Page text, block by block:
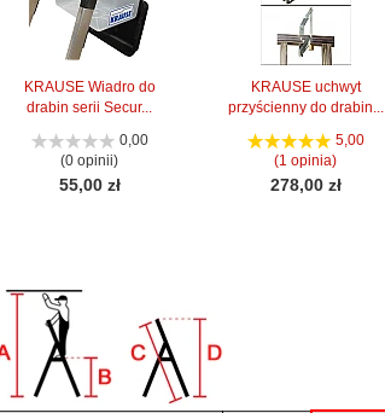
KRAUSE Wiadro do
drabin serii Secur...
0,00
(0 opinii)
55,00 zł
KRAUSE uchwyt
przyścienny do drabin...
5,00
(1 opinia)
278,00 zł